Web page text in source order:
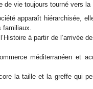
de vie toujours tourné vers la
apparaît hiérarchisée,
familiaux.
à partir de l’arrivée
méditerranéen et
la taille et la greffe qui